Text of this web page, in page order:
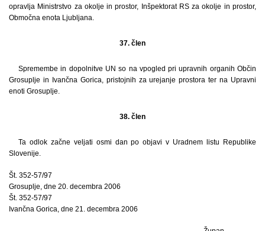
opravlja Ministrstvo za okolje in prostor, Inšpektorat RS za okolje in prostor,
Območna enota Ljubljana.
37. člen
Spremembe in dopolnitve UN so na vpogled pri upravnih organih Občin
Grosuplje in Ivančna Gorica, pristojnih za urejanje prostora ter na Upravni
enoti Grosuplje.
38. člen
Ta odlok začne veljati osmi dan po objavi v Uradnem listu Republike
Slovenije.
Št. 352-57/97
Grosuplje, dne 20. decembra 2006
Št. 352-57/97
Ivančna Gorica, dne 21. decembra 2006